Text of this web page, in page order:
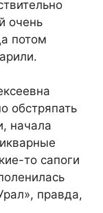
очень
потом
обстряпать
начала
то сапоги
правда,